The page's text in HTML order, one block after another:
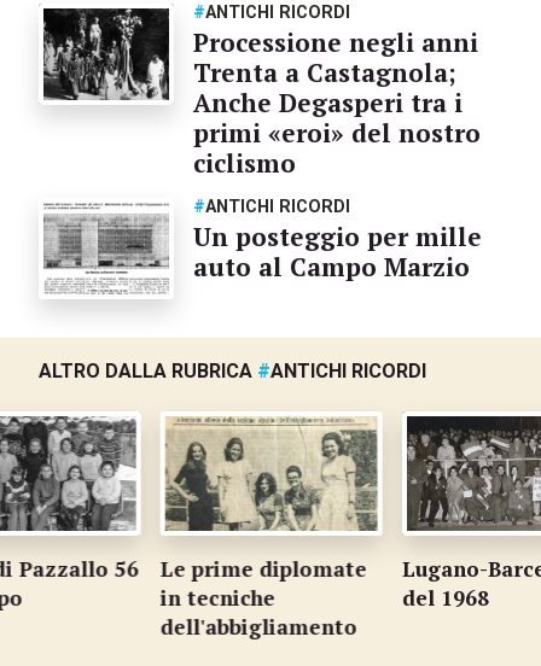
#ANTICHI RICORDI
Processione negli anni
Trenta a Castagnola;
Anche Degasperi tra i
primi «eroi» del nostro
ciclismo
#ANTICHI RICORDI
Un posteggio per mille
auto al Campo Marzio
ALTRO DALLA RUBRICA #ANTICHI RICORDI
Pazzallo 56
Le prime diplomate
in tecniche
dell'abbigliamento
Lugano-
del 1968